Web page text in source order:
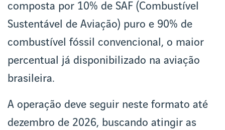
composta por 10% de SAF (Combustível
Sustentável de Aviação) puro e 90% de
combustível fóssil convencional, o maior
percentual já disponibilizado na aviação
brasileira.
A operação deve seguir neste formato até
dezembro de 2026, buscando atingir as